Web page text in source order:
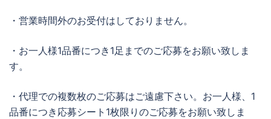
・営業時間外のお受付はしておりません。
・お一人様1品番につき1足までのご応募をお願い致しま
す。
・代理での複数枚のご応募はご遠慮下さい。お一人様、1
品番につき応募シート1枚限りのご応募をお願い致しま